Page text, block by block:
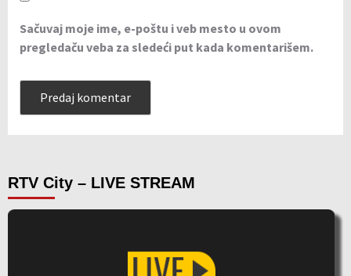
Sačuvaj moje ime, e-poštu i veb mesto u ovom
pregledaču veba za sledeći put kada komentarišem.
RTV City – LIVE STREAM